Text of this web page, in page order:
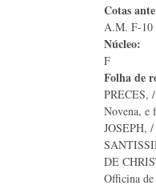
Cotas
A.M. F-10
Núcleo:
F
Folha de
PRECES,
Novena, e
JOSEPH,
DE
Officina